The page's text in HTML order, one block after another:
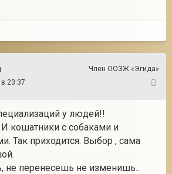
Член ООЗЖ «Эгида»
23:37
у людей!!
И кошатники с собаками и
Так приходится. Выбор , сама
не перенесешь не изменишь..